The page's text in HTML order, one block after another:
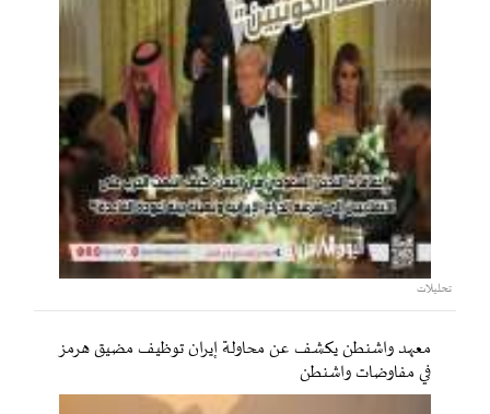
تحليلات
معهد واشنطن يكشف عن محاولة إيران توظيف مضيق هرمز
في مفاوضات واشنطن